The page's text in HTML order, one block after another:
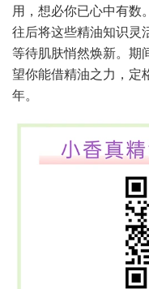
用，想必你已心中有数
往后将这些精油知识灵
等待肌肤悄然焕新。期
望你能借精油之力，定
年。